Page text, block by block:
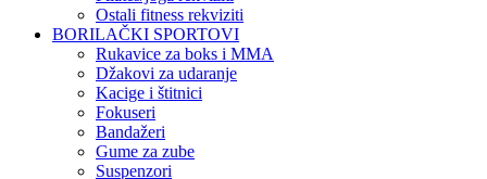
Ostali fitness rekviziti
BORILAČKI SPORTOVI
Rukavice za boks i MMA
Džakovi za udaranje
Kacige i štitnici
Fokuseri
Bandažeri
Gume za zube
Suspenzori